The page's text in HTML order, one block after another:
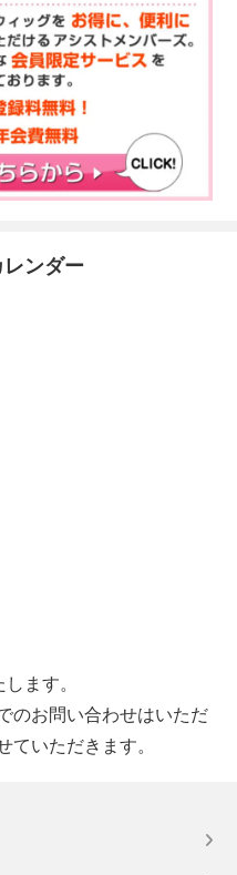
ンダー
ます。
のお問い合わせはいただ
ていただきます。